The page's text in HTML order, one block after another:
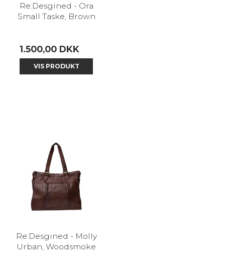
Re:Desgined - Ora
Small Taske, Brown
1.500,00 DKK
VIS PRODUKT
Re:Desgined - Molly
Urban, Woodsmoke